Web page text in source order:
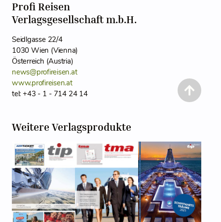
Profi Reisen
Verlagsgesellschaft m.b.H.
Seidlgasse 22/4
1030 Wien (Vienna)
Österreich (Austria)
news@profireisen.at
www.profireisen.at
tel: +43 - 1 - 714 24 14
Weitere Verlagsprodukte